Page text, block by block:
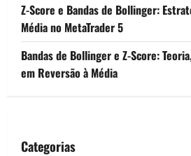
Z-Score e Bandas de Bollinger:
Média no MetaTrader 5
Bandas de Bollinger e Z-Score:
em Reversão à Média
Categorias